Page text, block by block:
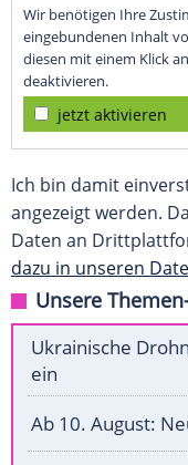
Wir benötigen Ihre
eingebundenen Inhalt
diesen mit einem Klick
deaktivieren.
jetzt aktivieren
Ich bin damit
angezeigt werden.
Daten an
dazu in unseren
Unsere
Ukrainische
ein
Ab 10. August: